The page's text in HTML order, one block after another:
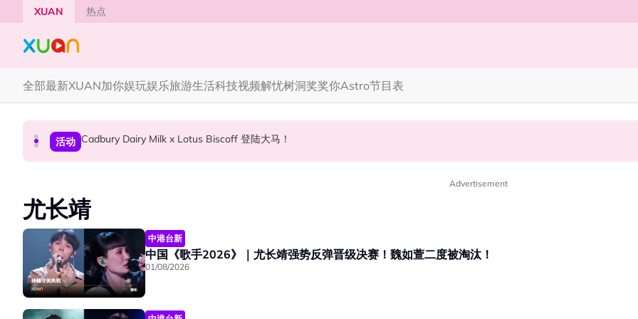
Skip to main content
XUAN 热点
全部最新XUAN加你娱玩娱乐旅游生活科技视频解忧树洞奖奖你Astro节目表
熬夜看戏 熬夜看戏｜《鬼谜东宫》人比鬼更可怕！曹承佑演技撑起全剧
国际星闻 Tom Holland “Spiderman” 替身曝光！“替完蜘蛛人，马上又去演忍者”
活动 Cadbury Dairy Milk x Lotus Biscoff 登陆大马！
Advertisement
尤长靖
中港台新
中国《歌手2026》｜尤长靖强势反弹晋级决赛！魏如萱二度被淘汰！
01/08/2026